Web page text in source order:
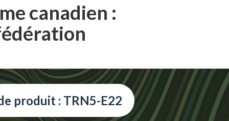
canadien :
produit : TRN5-E22